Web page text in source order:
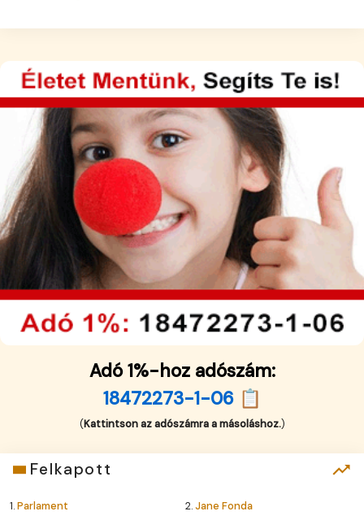
Adó 1%-hoz adószám:
18472273-1-06 📋
(Kattintson az adószámra a másoláshoz.)
Felkapott
1.Parlament 2.Jane Fonda